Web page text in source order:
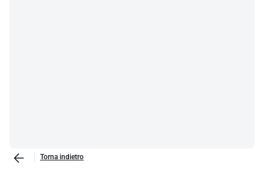
Torna indietro